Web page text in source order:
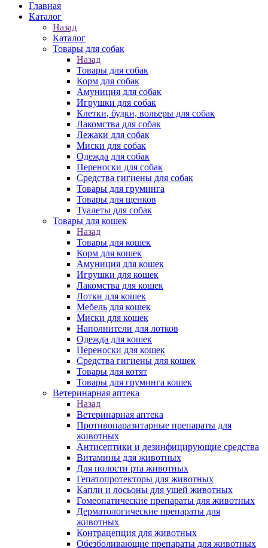
Главная
Каталог
Назад
Каталог
Товары для собак
Назад
Товары для собак
Корм для собак
Амуниция для собак
Игрушки для собак
Клетки, будки, вольеры для собак
Лакомства для собак
Лежаки для собак
Миски для собак
Одежда для собак
Переноски для собак
Средства гигиены для собак
Товары для груминга
Товары для щенков
Туалеты для собак
Товары для кошек
Назад
Товары для кошек
Корм для кошек
Амуниция для кошек
Игрушки для кошек
Лакомства для кошек
Лотки для кошек
Мебель для кошек
Миски для кошек
Наполнители для лотков
Одежда для кошек
Переноски для кошек
Средства гигиены для кошек
Товары для котят
Товары для груминга кошек
Ветеринарная аптека
Назад
Ветеринарная аптека
Противопаразитарные препараты для
животных
Антисептики и дезинфицирующие средства
Витамины для животных
Для полости рта животных
Гепатопротекторы для животных
Капли и лосьоны для ушей животных
Гомеопатические препараты для животных
Дерматологические препараты для
животных
Контрацепция для животных
Обезболивающие препараты для животных